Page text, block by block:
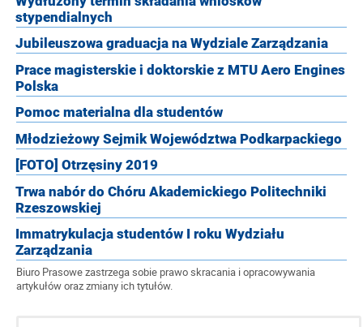
stypendialnych
Jubileuszowa graduacja na Wydziale Zarządzania
Prace magisterskie i doktorskie z MTU Aero Engines
Polska
Pomoc materialna dla studentów
Młodzieżowy Sejmik Województwa Podkarpackiego
[FOTO] Otrzęsiny 2019
Trwa nabór do Chóru Akademickiego Politechniki
Rzeszowskiej
Immatrykulacja studentów I roku Wydziału
Zarządzania
Biuro Prasowe zastrzega sobie prawo skracania i opracowywania
artykułów oraz zmiany ich tytułów.